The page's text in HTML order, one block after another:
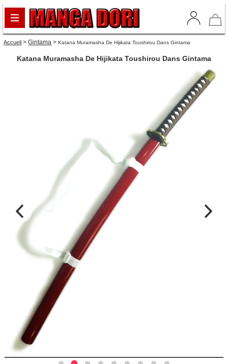
Accueil >Gintama >Katana Muramasha De Hijikata Toushirou Dans Gintama
Katana Muramasha De Hijikata Toushirou Dans Gintama